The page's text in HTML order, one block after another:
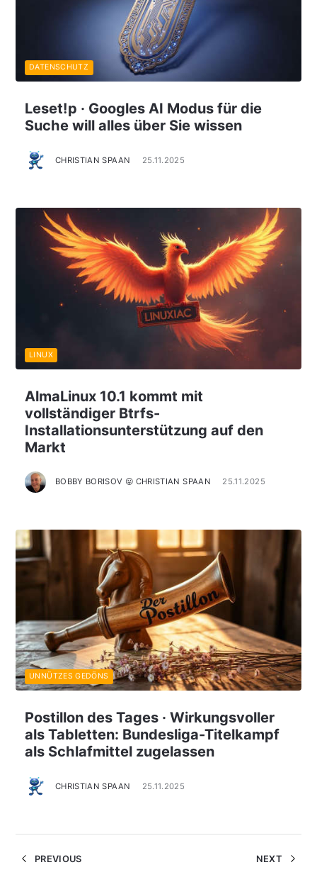
Leset!p · Googles AI Modus für die
Suche will alles über Sie wissen
CHRISTIAN SPAAN 25.11.2025
DATENSCHUTZ
AlmaLinux 10.1 kommt mit
vollständiger Btrfs-
Installationsunterstützung auf den
Markt
BOBBY BORISOV 😛 CHRISTIAN SPAAN 25.11.2025
LINUX
Postillon des Tages · Wirkungsvoller
als Tabletten: Bundesliga-Titelkampf
als Schlafmittel zugelassen
CHRISTIAN SPAAN 25.11.2025
UNNÜTZES GEDÖNS
PREVIOUS NEXT